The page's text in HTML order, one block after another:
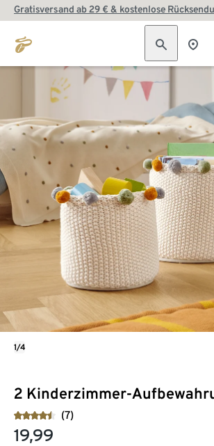
Gratisversand ab 29 € & kostenlose
2 Kinderzimmer-
(7)
19,99
1/4